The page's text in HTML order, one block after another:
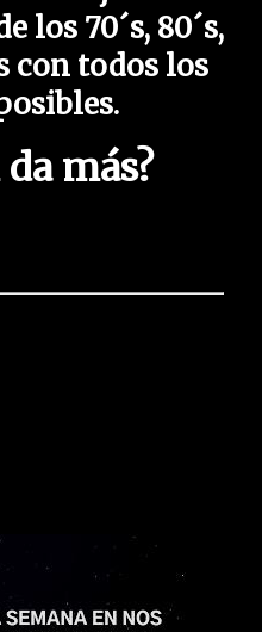
los 70´s, 80´s,
con todos los
más?